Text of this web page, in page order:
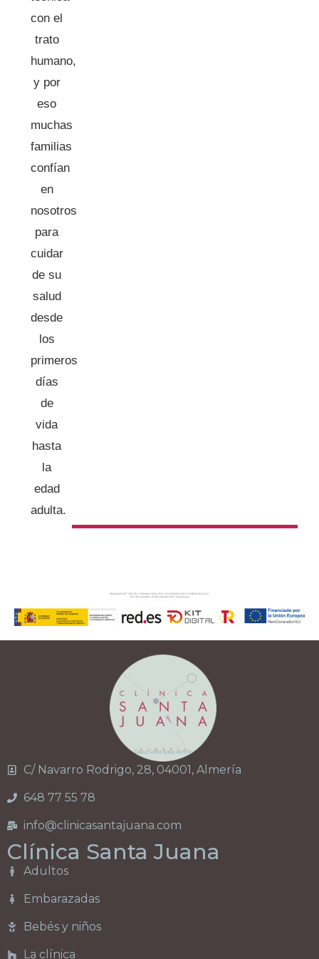
con el
trato
humano,
y por
eso
muchas
familias
confían
en
nosotros
para
cuidar
de su
salud
desde
los
primeros
días
de
vida
hasta
la
edad
adulta.
Clínica Santa Juana Almería
C/ Navarro Rodrigo, 28, 04001, Almería
648 77 55 78
info@clinicasantajuana.com
Clínica Santa Juana
Adultos
Embarazadas
Bebés y niños
La clínica